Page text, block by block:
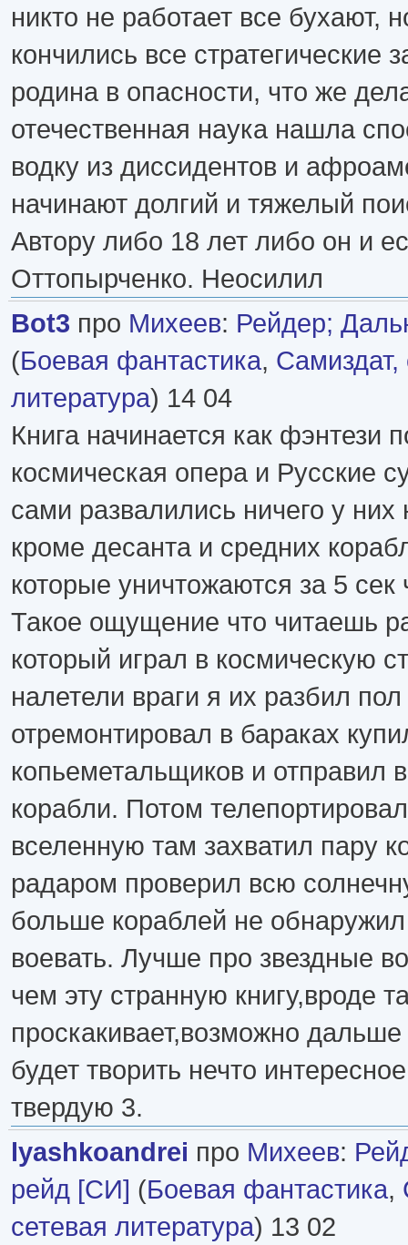
никто не работает все бухают,
кончились все стратегические
родина в опасности, что же
отечественная наука нашла
водку из диссидентов и
начинают долгий и тяжелый
Автору либо 18 лет либо он и
Оттопырченко. Неосилил
Bot3 про Михеев: Рейдер;
(Боевая фантастика, Самиздат,
литература) 14 04
Книга начинается как фэнтези
космическая опера и Русские
сами развалились ничего у них
кроме десанта и средних
которые уничтожаются за 5 сек
Такое ощущение что читаешь
который играл в космическую
налетели враги я их разбил
отремонтировал в бараках
копьеметальщиков и отправил
корабли. Потом
вселенную там захватил пару
радаром проверил всю
больше кораблей не
воевать. Лучше про звездные
чем эту странную книгу,вроде
проскакивает,возможно
будет творить нечто
твердую 3.
lyashkoandrei про Михеев:
рейд [СИ] (Боевая фантастика,
сетевая литература) 13 02